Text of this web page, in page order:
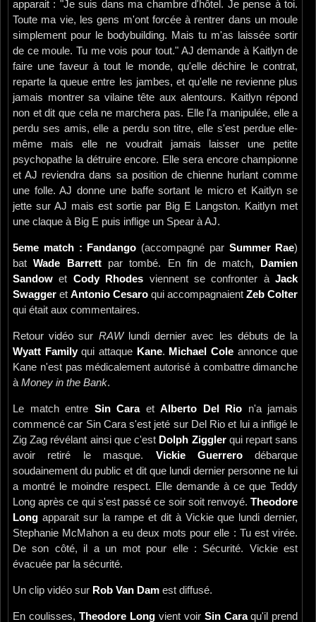
apparait : "Je suis dans ma chambre d'hôtel. Je pense à toi.
Toute ma vie, les gens m'ont forcée à rentrer dans un moule
simplement pour le bodybuilding. Mais tu m'as laissée sortir
de ce moule. Tu me vois pour tout." AJ demande à Kaitlyn de
faire une faveur à tout le monde, qu'elle déchire le contrat,
reparte la queue entre les jambes, et qu'elle ne revienne plus
jamais montrer sa vilaine tête aux alentours. Kaitlyn répond
non et dit que cela ne marchera pas. Elle l'a manipulée, elle a
perdu ses amis, elle a perdu son titre, elle s'est perdue elle-
même mais elle ne voudrait jamais laisser une petite
psychopathe la détruire encore. Elle sera encore championne
et AJ reviendra dans sa position de chienne hurlant comme
une folle. AJ donne une baffe sortant le micro et Kaitlyn se
jette sur AJ mais est sortie par Big E Langston. Kaitlyn met
une claque à Big E puis inflige un Spear à AJ.
5eme match : Fandango (accompagné par Summer Rae)
batWade Barrettpar tombé. En fin de match,
Damien
Sandow et Cody Rhodes viennent se confronter àJack
Swagger etAntonio Cesaro qui accompagnaientZeb Colter
qui était aux commentaires.
Retour vidéo sur RAWlundi dernier avec les débuts de la
Wyatt Familyqui attaque Kane. Michael Cole annonce que
Kane n'est pas médicalement autorisé à combattre dimanche
à Money in the Bank.
Le match entre Sin CaraetAlberto Del Rio n'a jamais
commencé car Sin Cara s'est jeté sur Del Rio et lui a infligé le
Zig Zag révélant ainsi que c'est Dolph Zigglerqui repart sans
avoir retiré le masque. Vickie Guerrerodébarque
soudainement du public et dit que lundi dernier personne ne lui
a montré le moindre respect. Elle demande à ce que Teddy
Long après ce qui s'est passé ce soir soit renvoyé.Theodore
Long apparait sur la rampe et dit à Vickie que lundi dernier,
Stephanie McMahon a eu deux mots pour elle : Tu est virée.
De son côté, il a un mot pour elle : Sécurité. Vickie est
évacuée par la sécurité.
Un clip vidéo sur Rob Van Dam est diffusé.
En coulisses, Theodore Longvient voir Sin Caraqu'il prend